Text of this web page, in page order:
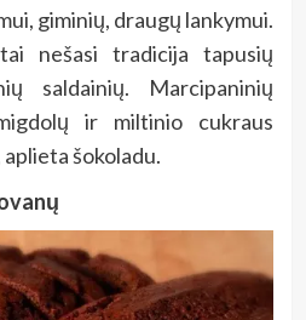
giminių, draugų lankymui.
nešasi tradicija tapusių
saldainių. Marcipaninių
ir miltinio cukraus
šokoladu.